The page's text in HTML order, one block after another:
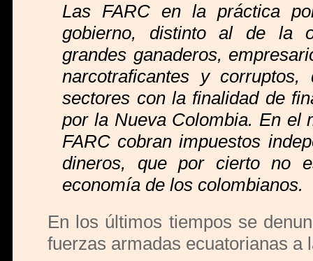
Las FARC en la práctica
gobierno, distinto al de la
grandes ganaderos,
narcotraficantes y
sectores con la finalidad de
por la Nueva Colombia. En el
FARC cobran impuestos
dineros, que por cierto no
economía de los colombianos.
En los últimos tiempos se
fuerzas armadas ecuatorianas a